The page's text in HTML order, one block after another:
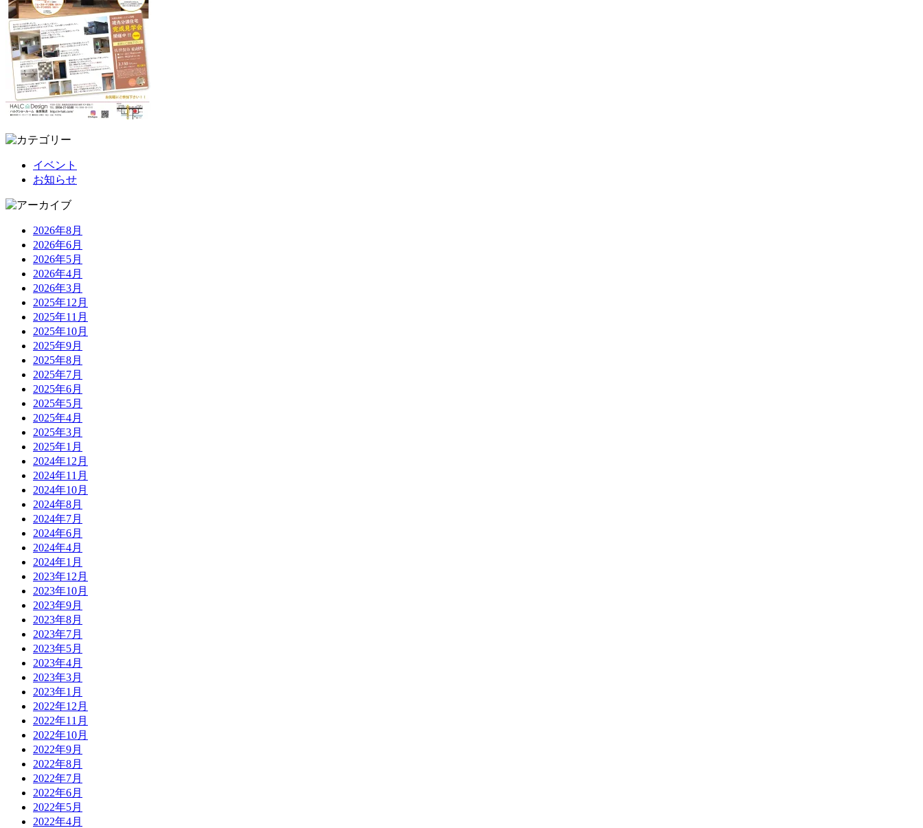
イベント
お知らせ
2026年8月
2026年6月
2026年5月
2026年4月
2026年3月
2025年12月
2025年11月
2025年10月
2025年9月
2025年8月
2025年7月
2025年6月
2025年5月
2025年4月
2025年3月
2025年1月
2024年12月
2024年11月
2024年10月
2024年8月
2024年7月
2024年6月
2024年4月
2024年1月
2023年12月
2023年10月
2023年9月
2023年8月
2023年7月
2023年5月
2023年4月
2023年3月
2023年1月
2022年12月
2022年11月
2022年10月
2022年9月
2022年8月
2022年7月
2022年6月
2022年5月
2022年4月